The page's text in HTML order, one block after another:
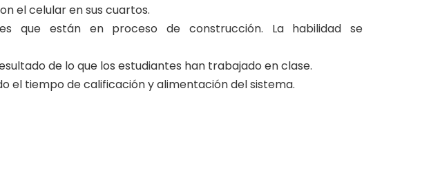
el celular en sus cuartos.
que están en proceso de construcción. La habilidad se
de lo que los estudiantes han trabajado en clase.
el tiempo de calificación y alimentación del sistema.